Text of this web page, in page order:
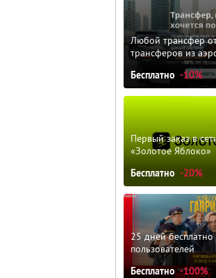
Любой трансфер
трансферов из
Бесплатно -10%
Первый заказ в
«Золотое Яблоко»
Бесплатно -20%
25 дней бесплатно
пользователей
Бесплатно -100%